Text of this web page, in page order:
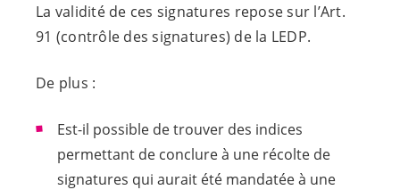
La validité de ces signatures repose sur l’Art.
91 (contrôle des signatures) de la LEDP.
De plus :
Est-il possible de trouver des indices
permettant de conclure à une récolte de
signatures qui aurait été mandatée à une